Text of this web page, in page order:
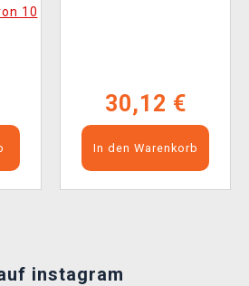
10
30,12 €
In den Warenkorb
instagram